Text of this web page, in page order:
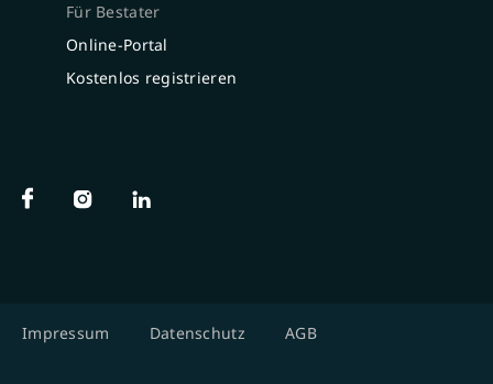
Für Bestater
Online-Portal
Kostenlos registrieren
Impressum Datenschutz AGB